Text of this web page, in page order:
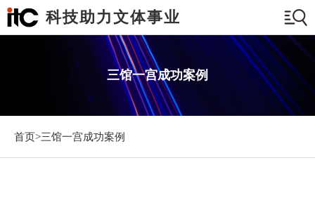
科技助力文体事业
三馆一宫成功案例
首页>三馆一宫成功案例